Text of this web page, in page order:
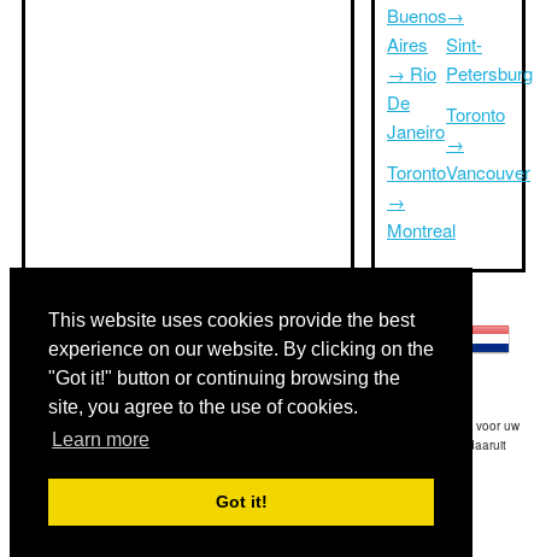
This website uses cookies provide the best
experience on our website. By clicking on the
"Got it!" button or continuing browsing the
site, you agree to the use of cookies.
Learn more
Got it!
Buenos
Aires
→ Rio
De
Janeiro
Toronto
→
Montreal
→
Sint-
Petersburg
Toronto
→
Vancouver
Disclaimer: De op deze website afgebeelde gegevens is onze beste schatting en voor uw
referentie.Triptimeto.com is niet aansprakelijk voor eventuele trip delay en / of daaruit